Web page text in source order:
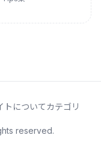
トについてカテゴリ
reserved.